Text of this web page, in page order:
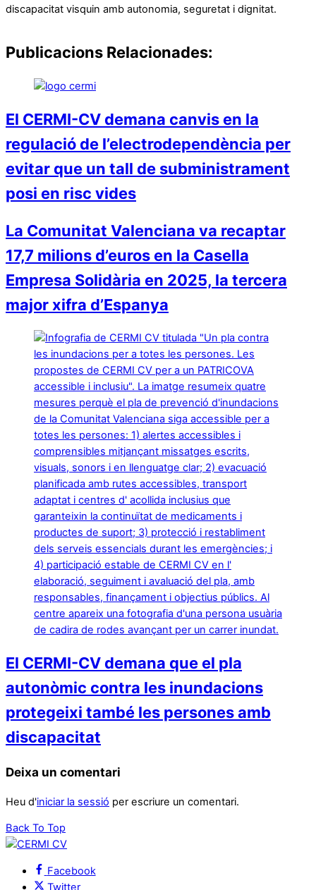
discapacitat visquin amb autonomia, seguretat i dignitat.
Publicacions Relacionades:
El CERMI-CV demana canvis en la
regulació de l’electrodependència per
evitar que un tall de subministrament
posi en risc vides
La Comunitat Valenciana va recaptar
17,7 milions d’euros en la Casella
Empresa Solidària en 2025, la tercera
major xifra d’Espanya
El CERMI-CV demana que el pla
autonòmic contra les inundacions
protegeixi també les persones amb
discapacitat
Deixa un comentari
Heu d'iniciar la sessió per escriure un comentari.
Back To Top
Facebook
Twitter